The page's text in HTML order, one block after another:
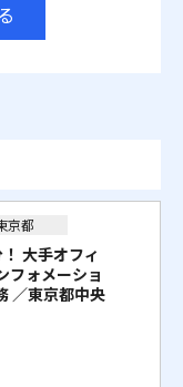
京都
大手オフィ
フォメーショ
／東京都中央